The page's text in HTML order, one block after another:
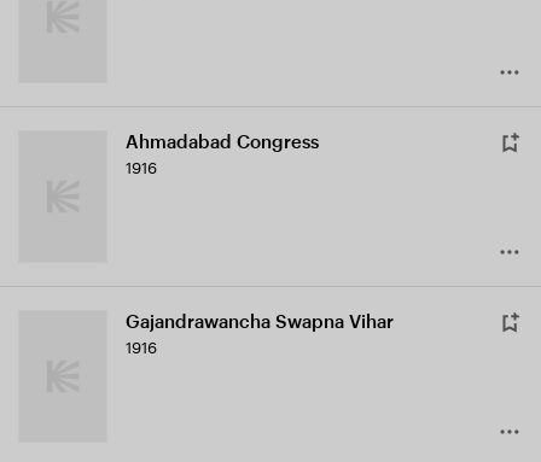
Ahmadabad Congress
1916
Gajandrawancha Swapna Vihar
1916